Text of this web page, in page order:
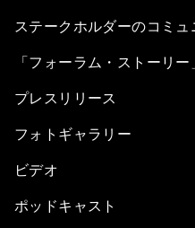
ステークホルダーのコミュ
「フォーラム・ストーリー
プレスリリース
フォトギャラリー
ビデオ
ポッドキャスト